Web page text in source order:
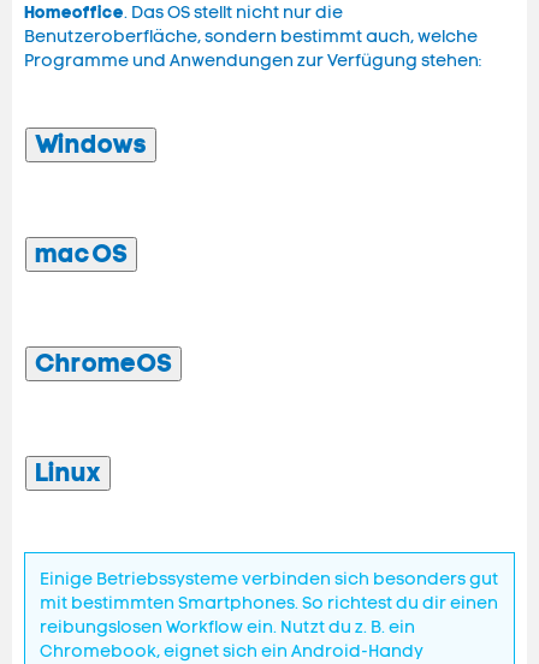
Homeoffice. Das OS stellt nicht nur die
Benutzeroberfläche, sondern bestimmt auch, welche
Programme und Anwendungen zur Verfügung stehen:
Windows
macOS
ChromeOS
Linux
Einige Betriebssysteme verbinden sich besonders gut
mit bestimmten Smartphones. So richtest du dir einen
reibungslosen Workflow ein. Nutzt du z. B. ein
Chromebook, eignet sich ein Android-Handy